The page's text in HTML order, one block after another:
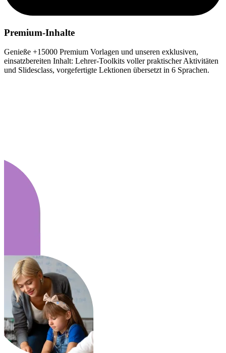
Premium-Inhalte
Genieße +15000 Premium Vorlagen und unseren exklusiven,
einsatzbereiten Inhalt: Lehrer-Toolkits voller praktischer Aktivitäten
und Slidesclass, vorgefertigte Lektionen übersetzt in 6 Sprachen.